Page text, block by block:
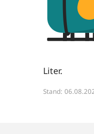
Liter.
Stand: